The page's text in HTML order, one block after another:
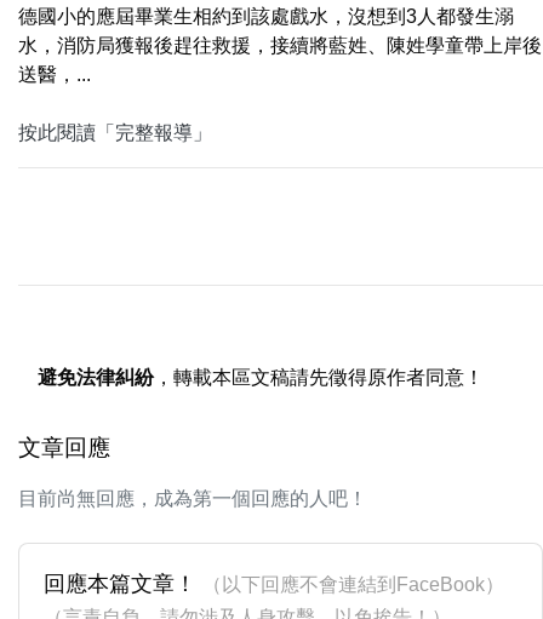
德國小的應屆畢業生相約到該處戲水，沒想到3人都發生溺
水，消防局獲報後趕往救援，接續將藍姓、陳姓學童帶上岸後
送醫，...
按此閱讀「完整報導」
避免法律糾紛，轉載本區文稿請先徵得原作者同意！
文章回應
目前尚無回應，成為第一個回應的人吧！
回應本篇文章！
（以下回應不會連結到FaceBook）